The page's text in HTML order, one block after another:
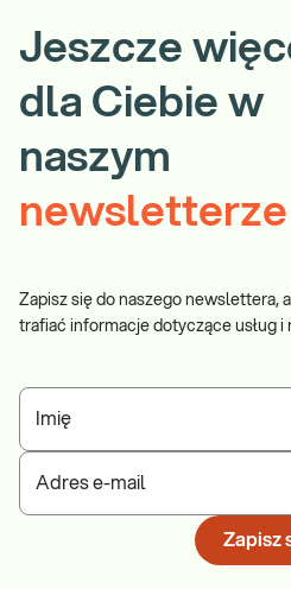
Jeszcze
dla Ciebie w
naszym
newsletterze
Zapisz się do naszego newslettera,
trafiać informacje dotyczące usług i
Imię
Adres e-mail
Zapisz